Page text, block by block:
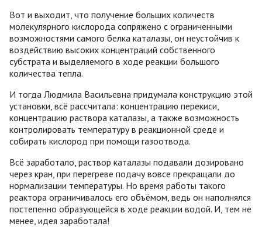
Вот и выходит, что получение больших количеств
молекулярного кислорода сопряжено с ограниченными
возможностями самого белка каталазы, он неустойчив к
воздействию высоких концентраций собственного
субстрата и выделяемого в ходе реакции большого
количества тепла.
И тогда Людмила Васильевна придумала конструкцию этой
установки, всё рассчитала: концентрацию перекиси,
концентрацию раствора каталазы, а также возможность
контролировать температуру в реакционной среде и
собирать кислород при помощи газоотвода.
Всё заработало, раствор каталазы подавали дозировано
через кран, при перегреве подачу вовсе прекращали до
нормализации температуры. Но время работы такого
реактора ограничивалось его объёмом, ведь он наполнялся
постепенно образующейся в ходе реакции водой. И, тем не
менее, идея заработала!